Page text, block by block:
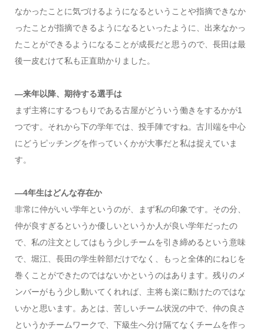
なかったことに気づけるようになるということや指摘できなか
ったことが指摘できるようになるといったように、出来なかっ
たことができるようになることが成長だと思うので、長田は最
後一皮むけて私も正直助かりました。
―来年以降、期待する選手は
まず主将にするつもりである古屋がどういう働きをするかが1
つです。それから下の学年では、投手陣ですね。古川端を中心
にどうピッチングを作っていくかが大事だと私は捉えていま
す。
―4年生はどんな存在か
非常に仲がいい学年というのが、まず私の印象です。その分、
仲が良すぎるというか優しいというか人が良い学年だったの
で、私の注文としてはもう少しチームを引き締めるという意味
で、堀江、長田の学生幹部だけでなく、もっと全体的にねじを
巻くことができたのではないかというのはあります。残りのメ
ンバーがもう少し動いてくれれば、主将も楽に動けたのではな
いかと思います。あとは、苦しいチーム状況の中で、仲の良さ
というかチームワークで、下級生へ分け隔てなくチームを作っ